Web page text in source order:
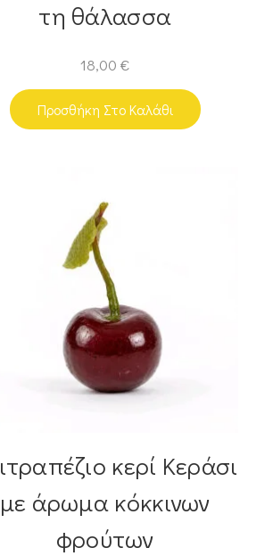
τη θάλασσα
18,00 €
Προσθήκη Στο Καλάθι
κερί Κεράσι
με άρωμα κόκκινων
φρούτων